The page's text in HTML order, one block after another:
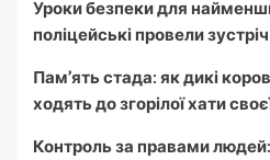
Уроки безпеки для
поліцейські провели
Пам’ять стада: як дикі
ходять до згорілої хати
Контроль за правами